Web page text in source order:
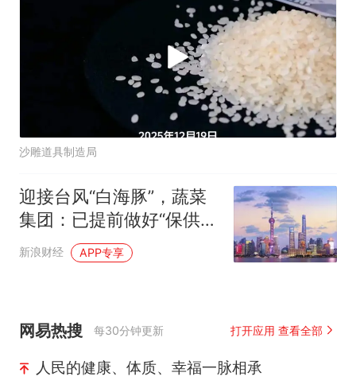
沙雕道具制造局
迎接台风“白海豚”，蔬菜
集团：已提前做好“保供稳
价”的各项准备工作
新浪财经 APP专享
网易热搜 每30分钟更新 打开应用 查看全部
人民的健康、体质、幸福一脉相承